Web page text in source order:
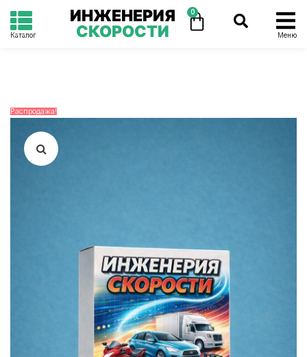
Каталог
ИНЖЕНЕРИЯ
СКОРОСТИ
0
Меню
Распродажа!